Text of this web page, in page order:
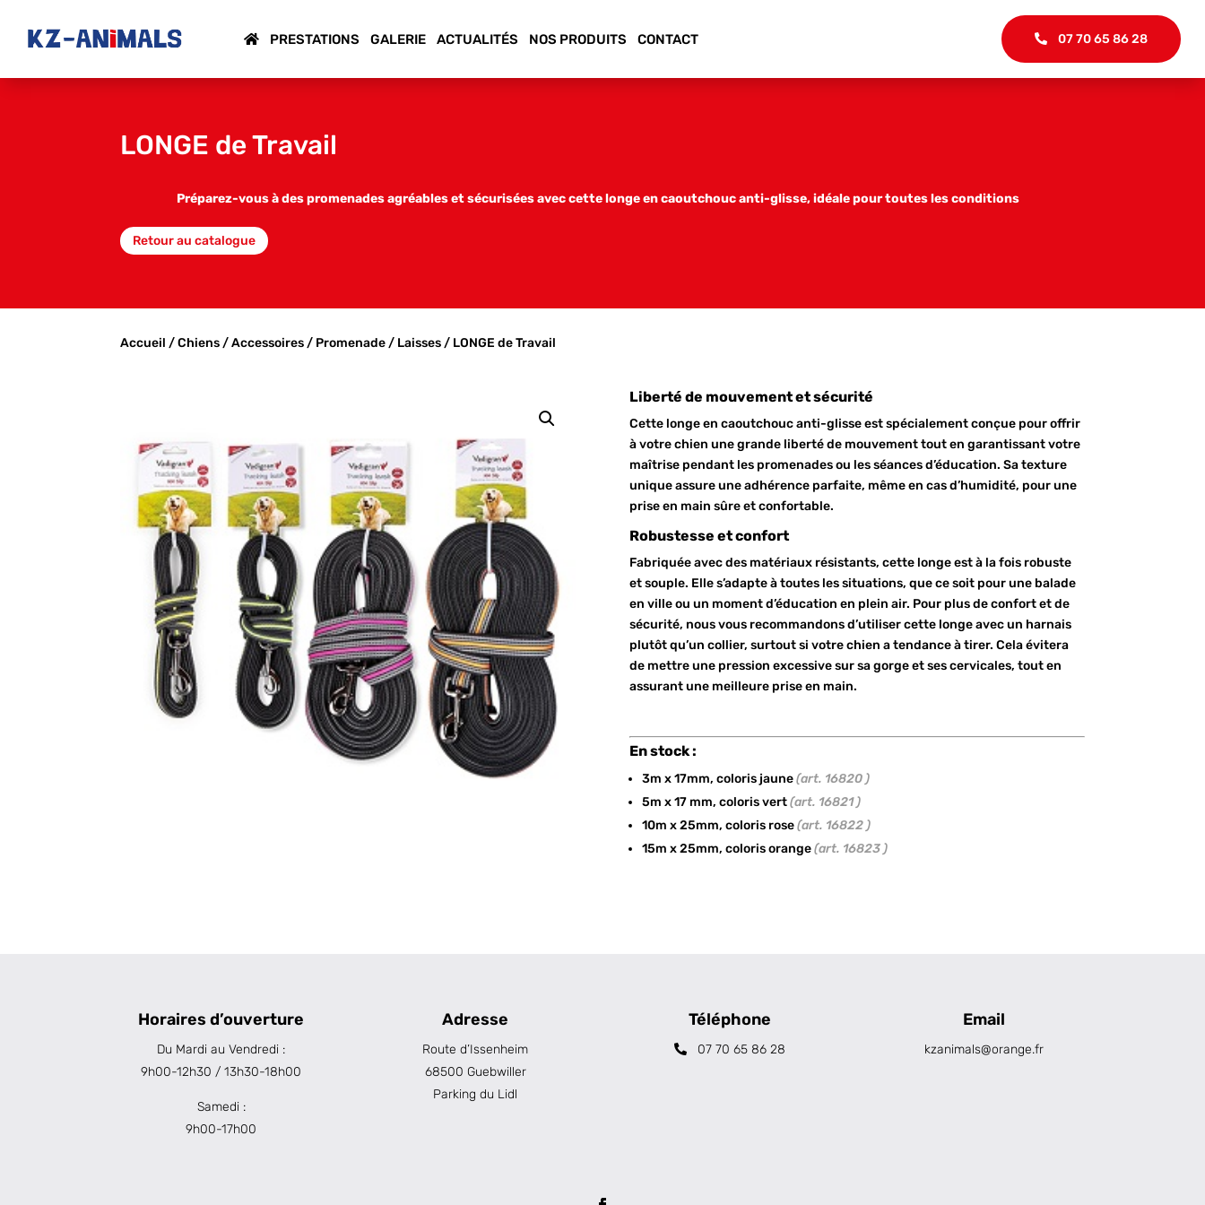
PRESTATIONS GALERIE ACTUALITÉS NOS PRODUITS CONTACT 07 70 65 86 28
LONGE de Travail
Préparez-vous à des promenades agréables et sécurisées avec cette longe en caoutchouc anti-glisse, idéale pour toutes les conditions
Retour au catalogue
Accueil /Chiens/Accessoires/ Promenade/ Laisses/ LONGE de Travail
Liberté de mouvement et sécurité
Cette longe en caoutchouc anti-glisse est spécialement conçue pour offrir
à votre chien une grande liberté de mouvement tout en garantissant votre
maîtrise pendant les promenades ou les séances d’éducation. Sa texture
unique assure une adhérence parfaite, même en cas d’humidité, pour une
prise en main sûre et confortable.
Robustesse et confort
Fabriquée avec des matériaux résistants, cette longe est à la fois robuste
et souple. Elle s’adapte à toutes les situations, que ce soit pour une balade
en ville ou un moment d’éducation en plein air. Pour plus de confort et de
sécurité, nous vous recommandons d’utiliser cette longe avec un harnais
plutôt qu’un collier, surtout si votre chien a tendance à tirer. Cela évitera
de mettre une pression excessive sur sa gorge et ses cervicales, tout en
assurant une meilleure prise en main.
En stock :
3m x 17mm, coloris jaune(art. 16820 )
5m x 17 mm, coloris vert(art. 16821 )
10m x 25mm, coloris rose(art. 16822 )
15m x 25mm, coloris orange(art. 16823 )
Horaires d’ouverture
Du Mardi au Vendredi :
9h00-12h30 / 13h30-18h00
Samedi :
9h00-17h00
Adresse
Route d’Issenheim
68500 Guebwiller
Parking du Lidl
Téléphone
07 70 65 86 28
Email
kzanimals@orange.fr